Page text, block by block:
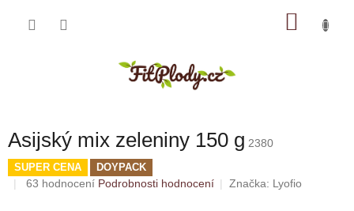
Asijský mix zeleniny 150 g 2380
SUPER CENA DOYPACK
Průměrné
63 hodnocení Podrobnosti hodnocení Značka: Lyofio